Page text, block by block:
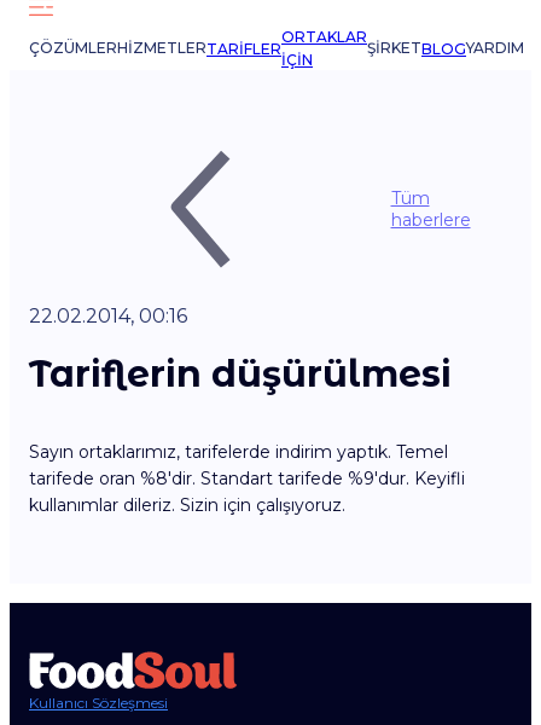
ÇÖZÜMLERHIZMETLERTARIFLER
ORTAKLAR
IÇIN
ŞIRKETBLOGYARDIM
Tüm
haberlere
22.02.2014, 00:16
Tariflerin düşürülmesi
Sayın ortaklarımız, tarifelerde indirim yaptık. Temel
tarifede oran %8'dir. Standart tarifede %9'dur. Keyifli
kullanımlar dileriz. Sizin için çalışıyoruz.
Kullanıcı Sözleşmesi